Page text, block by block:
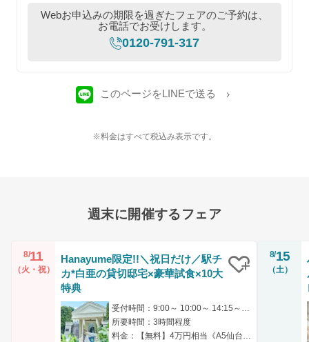
Webお申込みの期限を過ぎたフェアのご予約は、
お電話でお受けします。
0120-791-317
このページをLINEで送る
※料金はすべて税込み表示です。
週末に開催するフェア
8/11
（火・祝）
Hanayume限定!!＼祝日だけ／駅チ
カ*白亜の貸切邸宅×豪華試食×10大
特典
所要時間：3時間程度
8/15
（土）